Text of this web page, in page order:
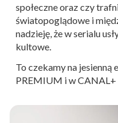
społeczne oraz czy
światopoglądowe i
nadzieję, że w serialu
kultowe.
To czekamy na
PREMIUM i w CANAL+